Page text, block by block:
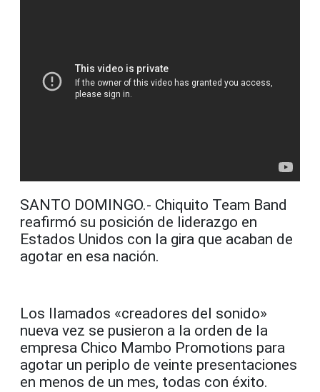
SANTO DOMINGO.- Chiquito Team Band
reafirmó su posición de liderazgo en
Estados Unidos con la gira que acaban de
agotar en esa nación.
Los llamados «creadores del sonido»
nueva vez se pusieron a la orden de la
empresa Chico Mambo Promotions para
agotar un periplo de veinte presentaciones
en menos de un mes, todas con éxito.